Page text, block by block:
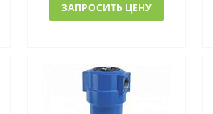
ЗАПРОСИТЬ ЦЕНУ